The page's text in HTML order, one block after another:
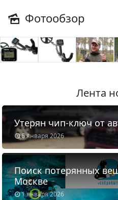
Фотообзор
Лента
6 января 2026
Утерян чип-ключ от
1 января 2026
Поиск потерянных
Москве